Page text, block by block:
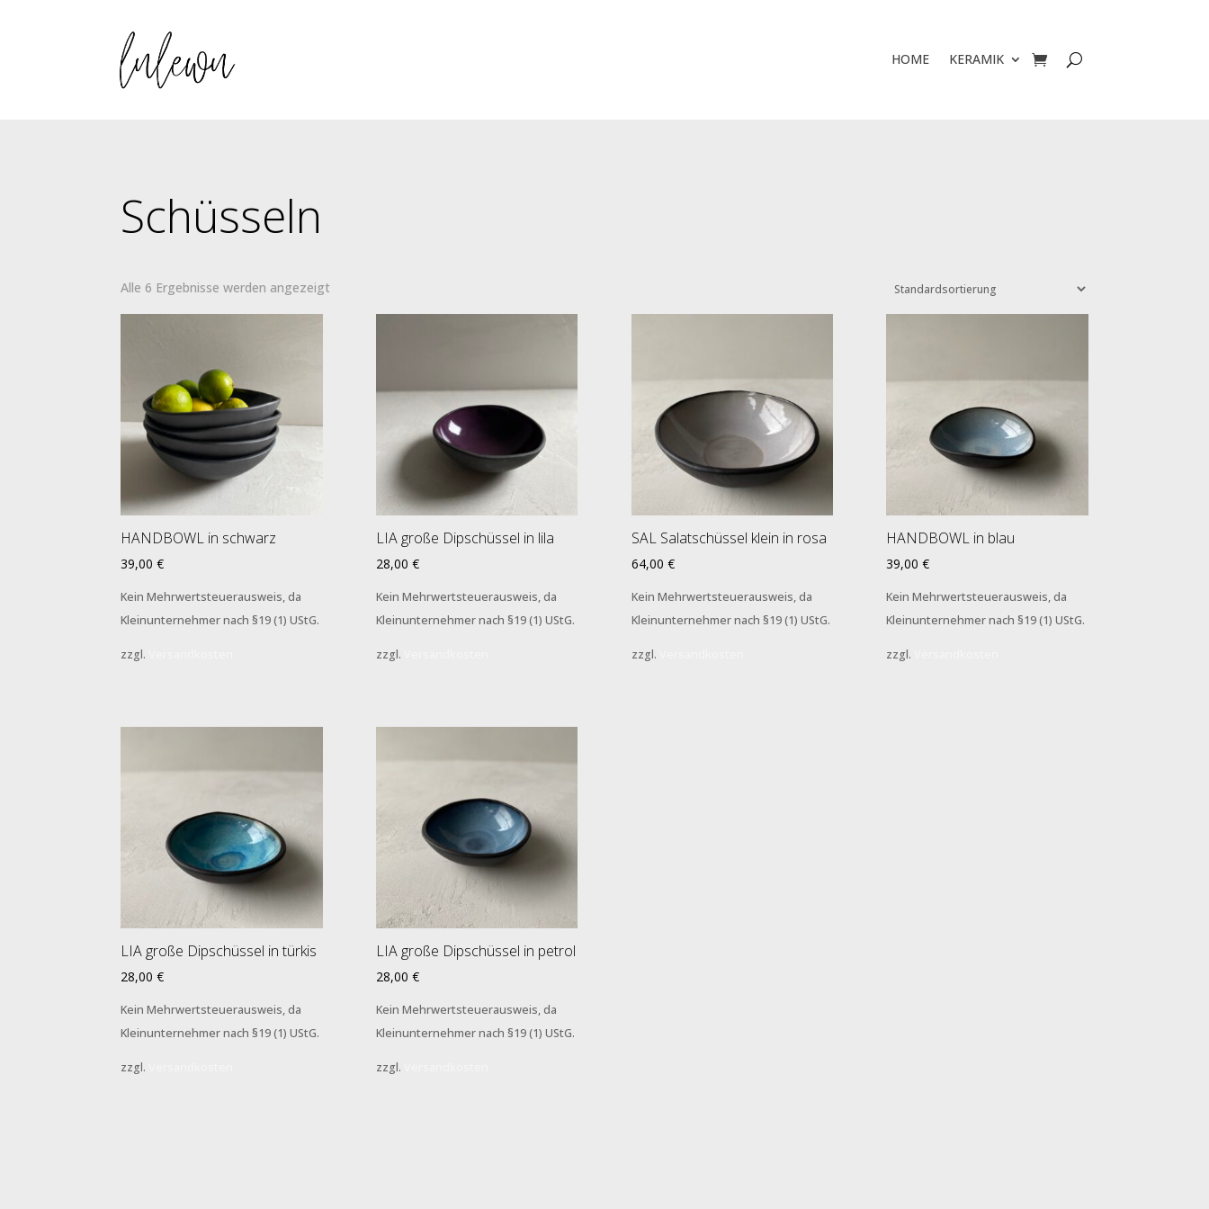
HOME KERAMIK
Schüsseln
Alle 6 Ergebnisse werden angezeigt
HANDBOWL in schwarz
39,00€
Kein Mehrwertsteuerausweis, da
Kleinunternehmer nach §19 (1) UStG.
zzgl.
LIA große Dipschüssel in lila
28,00 €
Kein Mehrwertsteuerausweis, da
Kleinunternehmer nach §19 (1) UStG.
zzgl.
SAL Salatschüssel klein in rosa
64,00 €
Kein Mehrwertsteuerausweis, da
Kleinunternehmer nach §19 (1) UStG.
zzgl.
HANDBOWL in blau
39,00€
Kein Mehrwertsteuerausweis, da
Kleinunternehmer nach §19 (1) UStG.
zzgl.
LIA große Dipschüssel in türkis
28,00€
Kein Mehrwertsteuerausweis, da
Kleinunternehmer nach §19 (1) UStG.
zzgl.
LIA große Dipschüssel in petrol
28,00 €
Kein Mehrwertsteuerausweis, da
Kleinunternehmer nach §19 (1) UStG.
zzgl.